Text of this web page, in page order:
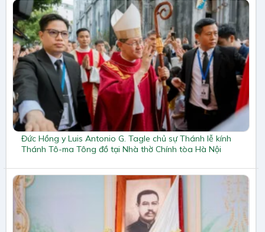
Đức Hồng y Luis Antonio G. Tagle chủ sự Thánh lễ kính
Thánh Tô-ma Tông đồ tại Nhà thờ Chính tòa Hà Nội